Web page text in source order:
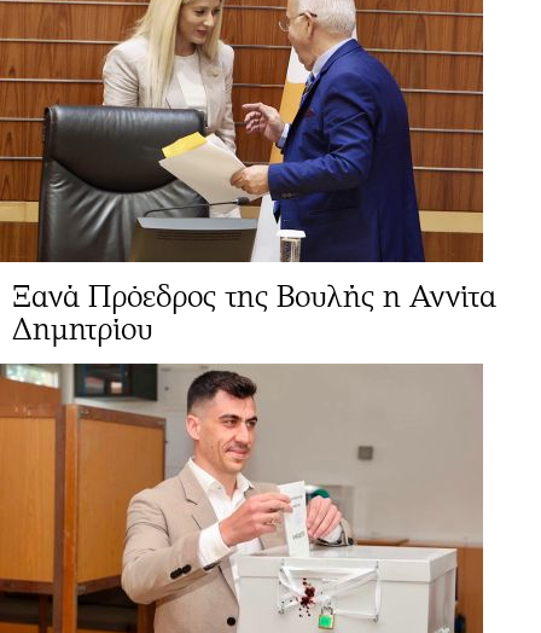
Ξανά Πρόεδρος της Βουλής η Αννίτα
Δημητρίου